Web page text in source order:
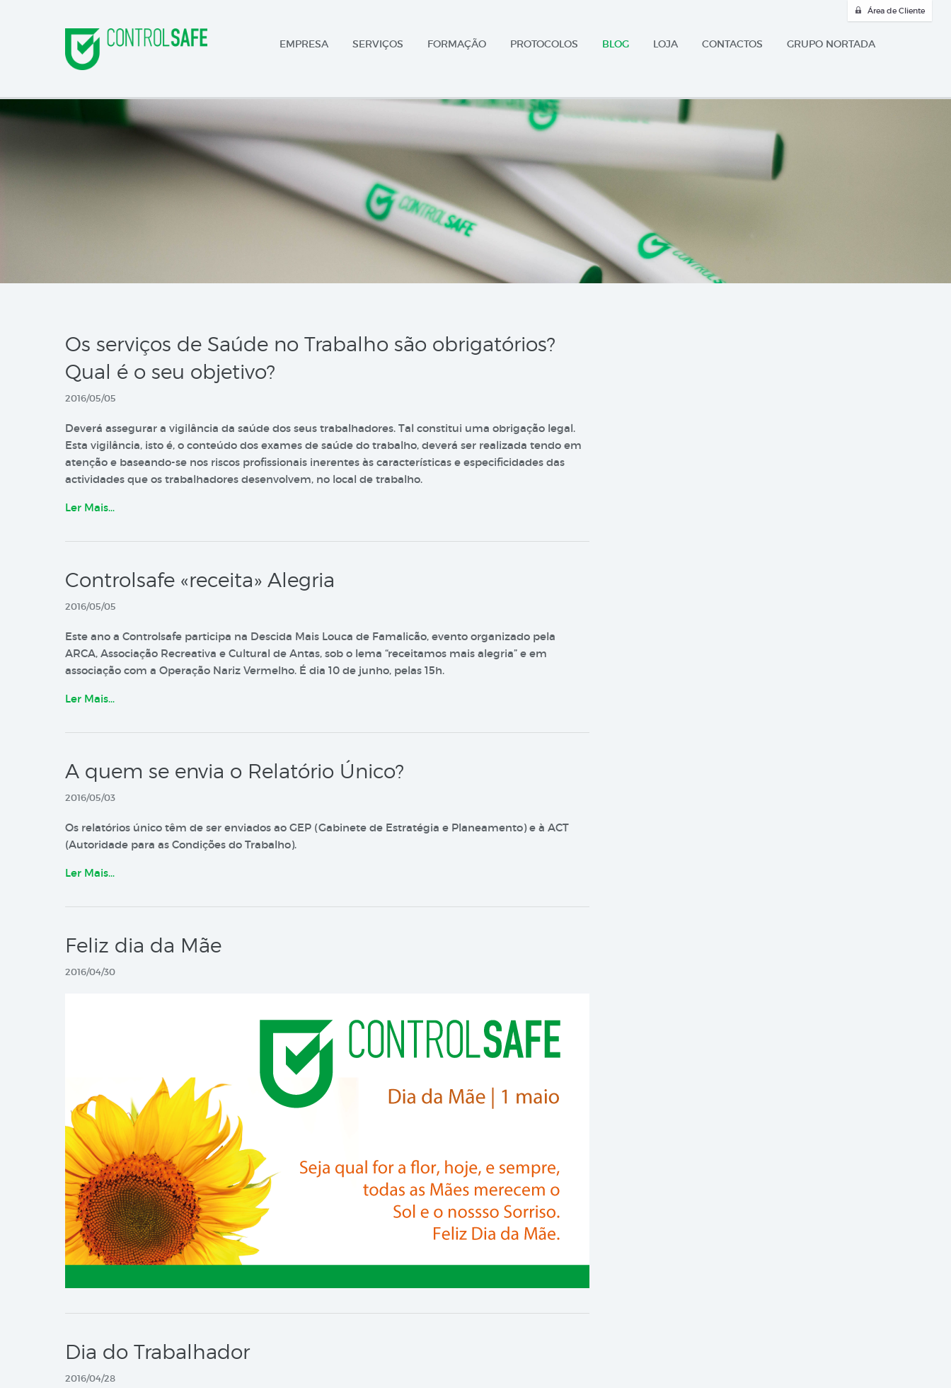
Área de Cliente
EMPRESA SERVIÇOS FORMAÇÃO PROTOCOLOS BLOG LOJA CONTACTOS GRUPO NORTADA
Os serviços de Saúde no Trabalho são obrigatórios?
Qual é o seu objetivo?
2016/05/05
Deverá assegurar a vigilância da saúde dos seus trabalhadores. Tal constitui uma obrigação legal.
Esta vigilância, isto é, o conteúdo dos exames de saúde do trabalho, deverá ser realizada tendo em
atenção e baseando-se nos riscos profissionais inerentes às características e especificidades das
actividades que os trabalhadores desenvolvem, no local de trabalho.
Ler Mais…
Controlsafe «receita» Alegria
2016/05/05
Este ano a Controlsafe participa na Descida Mais Louca de Famalicão, evento organizado pela
ARCA, Associação Recreativa e Cultural de Antas, sob o lema “receitamos mais alegria” e em
associação com a Operação Nariz Vermelho. É dia 10 de junho, pelas 15h.
Ler Mais…
A quem se envia o Relatório Único?
2016/05/03
Os relatórios único têm de ser enviados ao GEP (Gabinete de Estratégia e Planeamento) e à ACT
(Autoridade para as Condições do Trabalho).
Ler Mais…
Feliz dia da Mãe
2016/04/30
Dia do Trabalhador
2016/04/28